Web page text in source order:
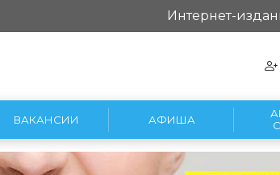
Интернет-
ВАКАНСИИ АФИША